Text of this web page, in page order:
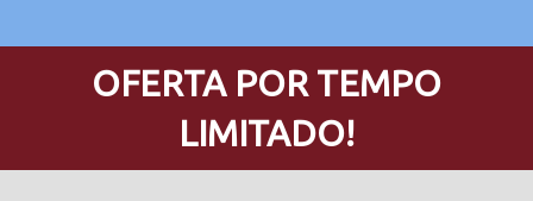
OFERTA POR TEMPO
LIMITADO!